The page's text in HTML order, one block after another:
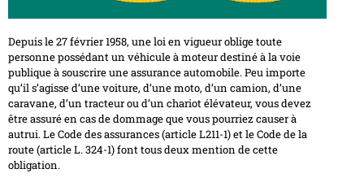
Depuis le 27 février 1958, une loi en vigueur oblige toute
personne possédant un véhicule à moteur destiné à la voie
publique à souscrire une assurance automobile. Peu importe
qu’il s’agisse d’une voiture, d’une moto, d’un camion, d’une
caravane, d’un tracteur ou d’un chariot élévateur, vous devez
être assuré en cas de dommage que vous pourriez causer à
autrui. Le Code des assurances (article L211-1) et le Code de la
route (article L. 324-1) font tous deux mention de cette
obligation.